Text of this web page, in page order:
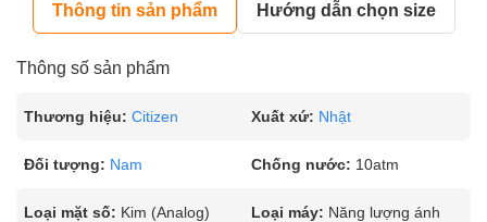
Thông tin sản phẩm Hướng dẫn chọn size
Thông số sản phẩm
Thương hiệu: Citizen Xuất xứ: Nhật
Đối tượng: Nam Chống nước: 10atm
Loại mặt số: Kim (Analog) Loại máy: Năng lượng ánh